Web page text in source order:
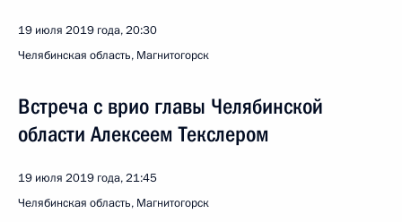
19 июля 2019 года, 20:30
Челябинская область, Магнитогорск
Встреча с врио главы Челябинской
области Алексеем Текслером
19 июля 2019 года, 21:45
Челябинская область, Магнитогорск